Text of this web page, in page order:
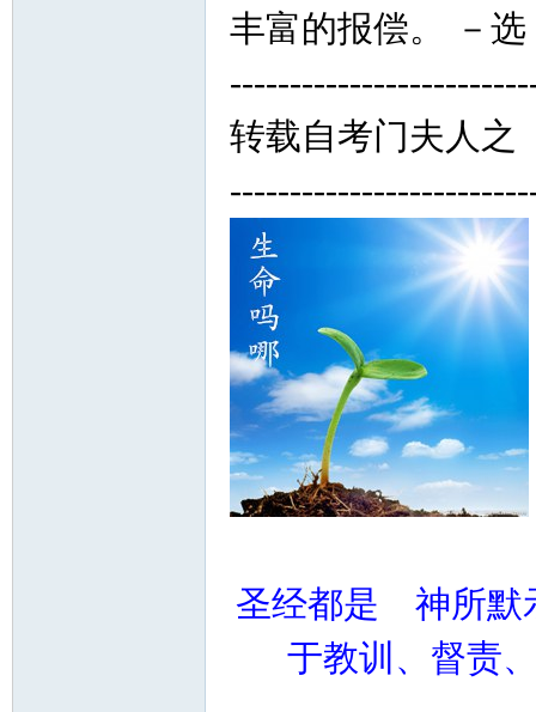
丰富的报偿。 －选
转载自考门夫人之
圣经都是 神所默
于教训、督责